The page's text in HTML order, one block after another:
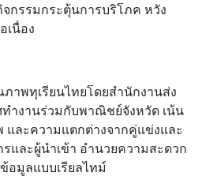
กรรมกระตุ้นการบริโภค หวัง
เนื่อง
าพทุเรียนไทยโดยสำนักงานส่ง
ทำงานร่วมกับพาณิชย์จังหวัด เน้น
ละความแตกต่างจากคู่แข่งและ
และผู้นำเข้า อำนวยความสะดวก
อมูลแบบเรียลไทม์